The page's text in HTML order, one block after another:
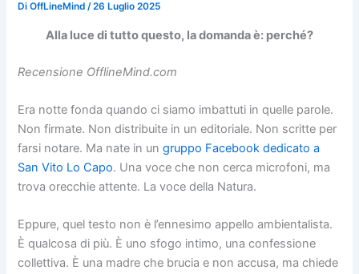
DiOffLineMind/26 Luglio 2025
Alla luce di tutto questo, la domanda è: perché?
Recensione OfflineMind.com
Era notte fonda quando ci siamo imbattuti in quelle parole.
Non firmate. Non distribuite in un editoriale. Non scritte per
farsi notare. Ma nate in ungruppo Facebook dedicato a
San Vito Lo Capo. Una voce che non cerca microfoni, ma
trova orecchie attente. La voce della Natura.
Eppure, quel testo non è l’ennesimo appello ambientalista.
È qualcosa di più. È uno sfogo intimo, una confessione
collettiva. È una madre che brucia e non accusa, ma chiede